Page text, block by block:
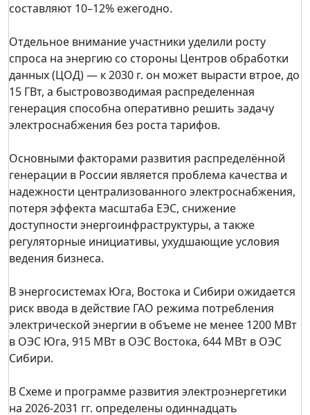
составляют 10–12% ежегодно.
Отдельное внимание участники уделили росту
спроса на энергию со стороны Центров обработки
данных (ЦОД) — к 2030 г. он может вырасти втрое, до
15 ГВт, а быстровозводимая распределенная
генерация способна оперативно решить задачу
электроснабжения без роста тарифов.
Основными факторами развития распределённой
генерации в России является проблема качества и
надежности централизованного электроснабжения,
потеря эффекта масштаба ЕЭС, снижение
доступности энергоинфраструктуры, а также
регуляторные инициативы, ухудшающие условия
ведения бизнеса.
В энергосистемах Юга, Востока и Сибири ожидается
риск ввода в действие ГАО режима потребления
электрической энергии в объеме не менее 1200 МВт
в ОЭС Юга, 915 МВт в ОЭС Востока, 644 МВт в ОЭС
Сибири.
В Схеме и программе развития электроэнергетики
на 2026-2031 гг. определены одиннадцать